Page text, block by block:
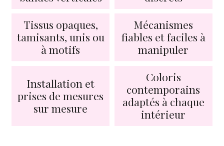
Tissus opaques,
tamisants, unis ou
à motifs
Mécanismes
fiables et faciles à
manipuler
Installation et
prises de mesures
sur mesure
Coloris
contemporains
adaptés à chaque
intérieur